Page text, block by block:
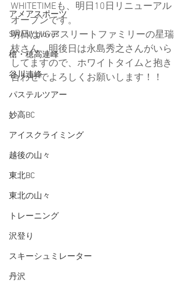
アメアスポーツ
SWANY gloves
槍・穂高連峰
谷川連峰
パステルツアー
妙高BC
アイスクライミング
越後の山々
東北BC
東北の山々
トレーニング
沢登り
スキーシュミレーター
丹沢
WHITETIMEも、明日10日リニューアル
オープンです。
明日はVGアスリートファミリーの星瑞
枝さん、明後日は永島秀之さんがいら
してますので、ホワイトタイムと抱き
合わせでよろしくお願いします！！